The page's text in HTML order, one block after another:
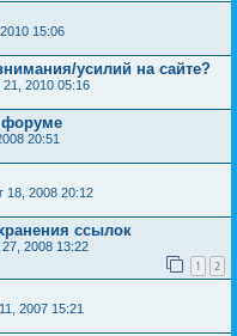
15:06
усилий на сайте?
21, 2010 05:16
форуме
20:51
18, 2008 20:12
ссылок
2008 13:22
1 2
2007 15:21